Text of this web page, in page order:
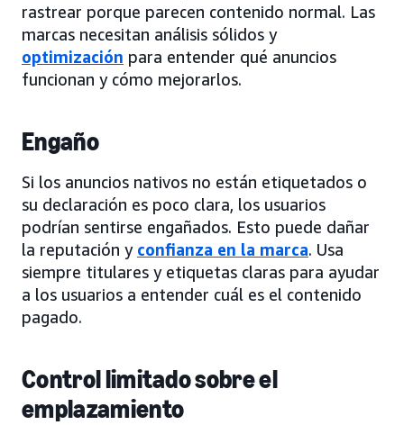
rastrear porque parecen contenido normal. Las
marcas necesitan análisis sólidos y
optimización para entender qué anuncios
funcionan y cómo mejorarlos.
Engaño
Si los anuncios nativos no están etiquetados o
su declaración es poco clara, los usuarios
podrían sentirse engañados. Esto puede dañar
la reputación y confianza en la marca. Usa
siempre titulares y etiquetas claras para ayudar
a los usuarios a entender cuál es el contenido
pagado.
Control limitado sobre el
emplazamiento